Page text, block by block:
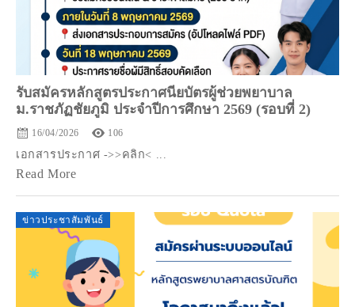
รับสมัครหลักสูตรประกาศนียบัตรผู้ช่วยพยาบาล
ม.ราชภัฏชัยภูมิ ประจำปีการศึกษา 2569 (รอบที่ 2)
16/04/2026 106
เอกสารประกาศ ->>คลิก< ...
Read More
ข่าวประชาสัมพันธ์